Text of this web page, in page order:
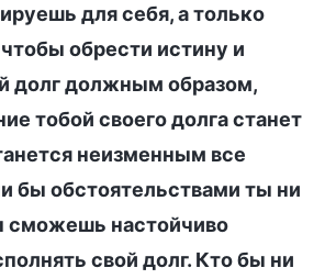
для себя, а только
обрести истину и
долг должным образом,
тобой своего долга станет
неизменным все
бы обстоятельствами ты ни
сможешь настойчиво
свой долг. Кто бы ни